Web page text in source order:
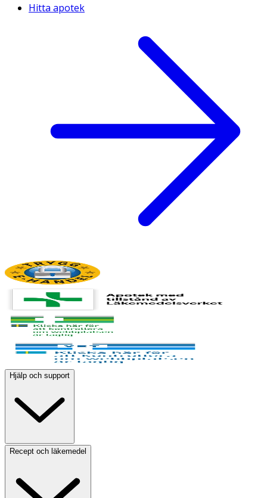
Hitta apotek
Hjälp och support
Recept och läkemedel